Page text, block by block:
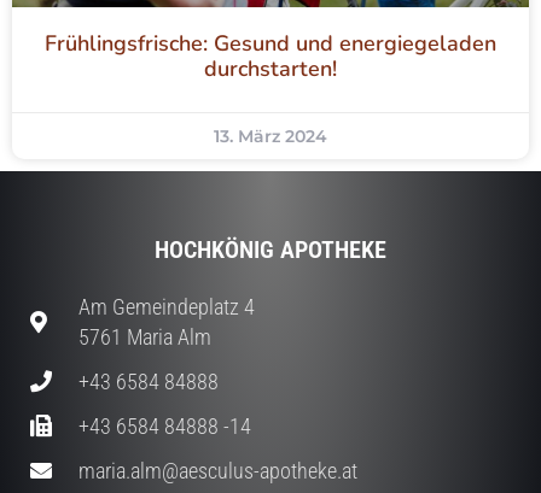
Frühlingsfrische: Gesund und energiegeladen
durchstarten!
13. März 2024
HOCHKÖNIG APOTHEKE
Am Gemeindeplatz 4
5761 Maria Alm
+43 6584 84888
+43 6584 84888 -14
maria.alm@aesculus-apotheke.at